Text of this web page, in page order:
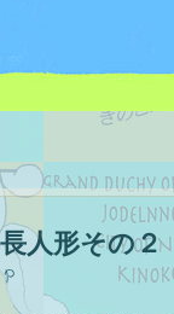
人形その２